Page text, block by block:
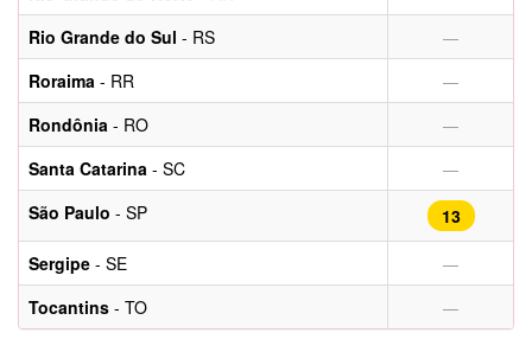
Rio Grande do Sul - RS —
Roraima - RR —
Rondônia - RO —
Santa Catarina - SC —
São Paulo - SP
13
Sergipe - SE —
Tocantins - TO —